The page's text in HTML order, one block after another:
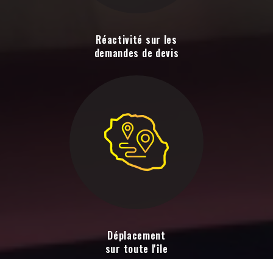
Réactivité sur les
demandes de devis
Déplacement
sur toute l'île